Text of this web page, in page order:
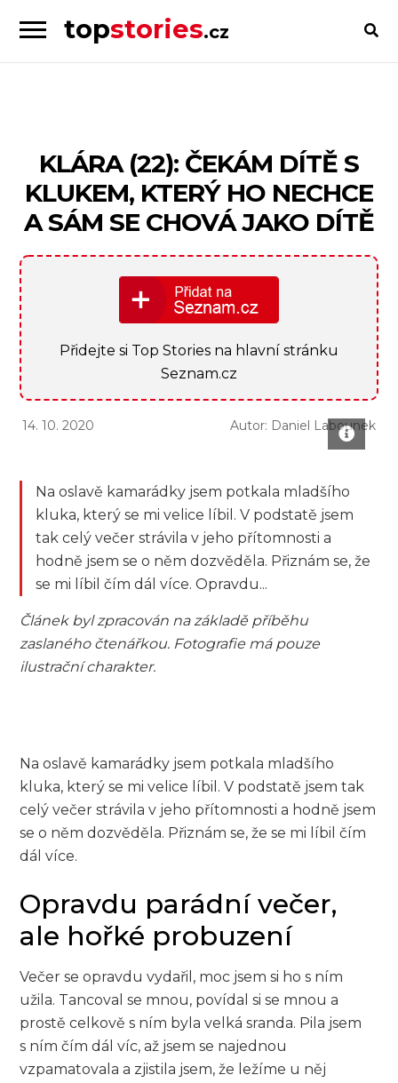
Skip
to
Skip
to
topstories.cz
lidi
KLÁRA (22): ČEKÁM DÍTĚ S
KLUKEM, KTERÝ HO NECHCE
A SÁM SE CHOVÁ JAKO DÍTĚ
Přidejte si Top Stories na hlavní stránku
Seznam.cz
14. 10. 2020 Autor: Daniel Labounek
Na oslavě kamarádky jsem potkala mladšího
kluka, který se mi velice líbil. V podstatě jsem
tak celý večer strávila v jeho přítomnosti a
hodně jsem se o něm dozvěděla. Přiznám se, že
se mi líbil čím dál více. Opravdu...
Článek byl zpracován na základě příběhu
zaslaného čtenářkou. Fotografie má pouze
ilustrační charakter.
Na oslavě kamarádky jsem potkala mladšího
kluka, který se mi velice líbil. V podstatě jsem tak
celý večer strávila v jeho přítomnosti a hodně jsem
se o něm dozvěděla. Přiznám se, že se mi líbil čím
dál více.
Opravdu parádní večer,
ale hořké probuzení
Večer se opravdu vydařil, moc jsem si ho s ním
užila. Tancoval se mnou, povídal si se mnou a
prostě celkově s ním byla velká sranda. Pila jsem
s ním čím dál víc, až jsem se najednou
vzpamatovala a zjistila jsem, že ležíme u něj